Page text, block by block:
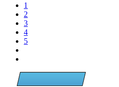
1
2
3
4
5